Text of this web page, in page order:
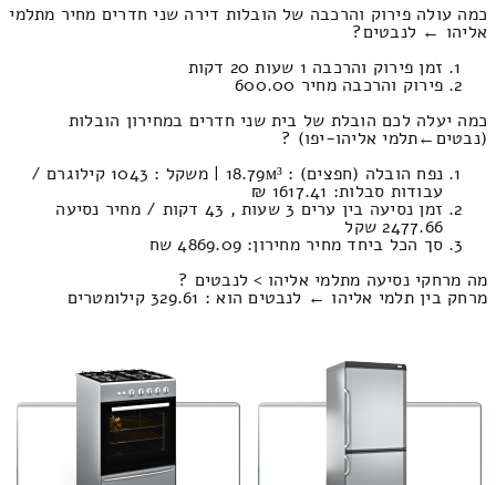
כמה עולה פירוק והרכבה של הובלות דירה שני חדרים מחיר מתלמי
אליהו ← לנבטים?
זמן פירוק והרכבה 1 שעות 20 דקות
פירוק והרכבה מחיר 600.00
כמה יעלה לכם הובלת של בית שני חדרים במחירון הובלות
(נבטים‎←‏תלמי אליהו-יפו) ?
נפח הובלה (חפצים) : 18.79м³ | משקל : 1043 קילוגרם /
עבודות סבלות: 1617.41 ₪
זמן נסיעה בין ערים 3 שעות , 43 דקות / מחיר נסיעה
2477.66 שקל
סך הכל ביחד מחיר מחירון: 4869.09 שח
מה מרחקי נסיעה מתלמי אליהו > לנבטים ?
מרחק בין תלמי אליהו ← לנבטים הוא : 329.61 קילומטרים